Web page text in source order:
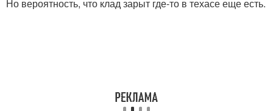
Но вероятность, что клад зарыт где-то в техасе еще есть.